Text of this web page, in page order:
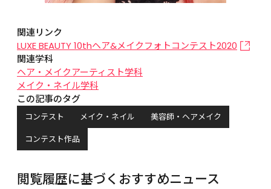
関連リンク
LUXE BEAUTY 10thヘア&メイクフォトコンテスト2020
関連学科
ヘア・メイクアーティスト学科
メイク・ネイル学科
この記事のタグ
コンテスト メイク・ネイル
美容師・ヘアメイク
コンテスト作品
閲覧履歴に基づくおすすめニュース